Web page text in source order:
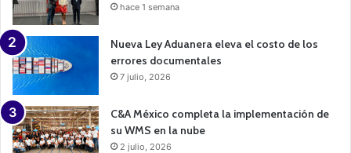
hace 1 semana
Nueva Ley Aduanera eleva el costo de los
errores documentales
7 julio, 2026
C&A México completa la implementación de
su WMS en la nube
2 julio, 2026